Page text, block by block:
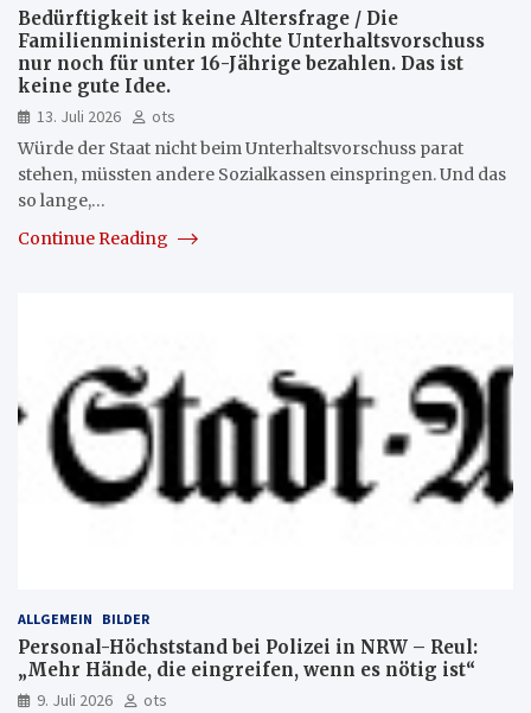
Bedürftigkeit ist keine Altersfrage / Die
Familienministerin möchte Unterhaltsvorschuss
nur noch für unter 16-Jährige bezahlen. Das ist
keine gute Idee.
13. Juli 2026
ots
Würde der Staat nicht beim Unterhaltsvorschuss parat
stehen, müssten andere Sozialkassen einspringen. Und das
so lange,…
Continue Reading
ALLGEMEIN BILDER
Personal-Höchststand bei Polizei in NRW – Reul:
„Mehr Hände, die eingreifen, wenn es nötig ist“
9. Juli 2026
ots